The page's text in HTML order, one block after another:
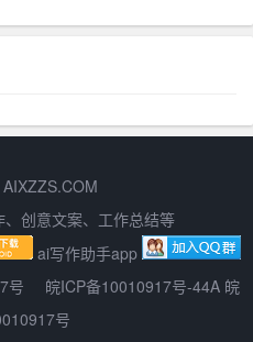
按照法律程序向同级人民代
员会提请审议事项。
间商洽工作、询问和答复问
。
情况和议定事项。
指依法成立并能以自己名义
其领导人。
创意文案、工作总结等
ai写作助手app
号
皖ICP备10010917号-44A 皖
号